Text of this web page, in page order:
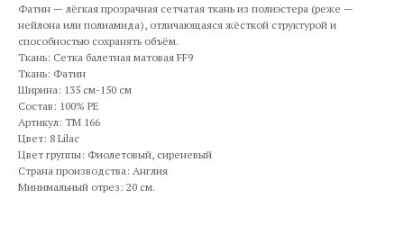
Фатин — лёгкая прозрачная сетчатая ткань из полиэстера (реже —
нейлона или полиамида), отличающаяся жёсткой структурой и
способностью сохранять объём.
Ткань: Сетка балетная матовая FF9
Ткань: Фатин
Ширина: 135 см-150 см
Состав: 100% PE
Артикул: TM 166
Цвет: 8 Lilac
Цвет группы: Фиолетовый, сиреневый
Страна производства: Англия
Минимальный отрез: 20 см.